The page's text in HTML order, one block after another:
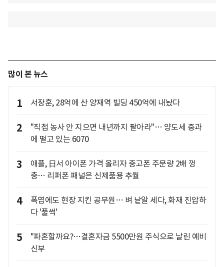
많이 본 뉴스
1 서장훈, 28억에 산 양재역 빌딩 450억에 내놨다
2
"직접 농사 안 지으면 내년까지 팔아라"… 양도세 중과
에 떨고 있는 6070
3
애플, 日서 아이폰 가격 올리자 중고폰 주문량 2배 껑
충… 리퍼폰 패널은 신제품용 추월
4
폭염에도 현장 지킨 공무원… 벼 낱알 세다, 화재 진압하
다 '풀썩'
5
"파혼할까요?…결혼자금 5500만원 주식으로 날린 예비
신부